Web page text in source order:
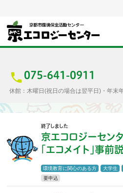
075-641-0911
休館：木曜日(祝日の場合は翌平日)・年末
アクセス
施設案内
エコセンで楽しもう
終了しました
京エコロジーセン
「エコメイト」事前
環境教育に関心のある方 大学生
要申込